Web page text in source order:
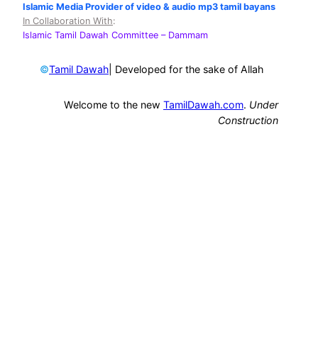
Islamic Media Provider of video & audio mp3 tamil bayans
In Collaboration With:
Islamic Tamil Dawah Committee – Dammam
©Tamil Dawah | Developed for the sake of Allah
Welcome to the new TamilDawah.com. Under
Construction